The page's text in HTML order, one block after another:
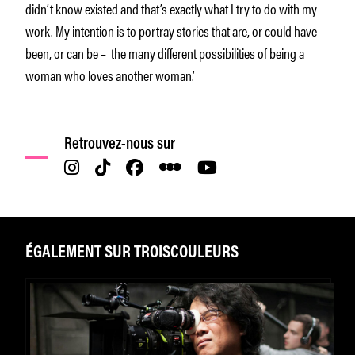
didn’t know existed and that’s exactly what I try to do with my
work. My intention is to portray stories that are, or could have
been, or can be – the many different possibilities of being a
woman who loves another woman.’
Retrouvez-nous sur
ÉGALEMENT SUR TROISCOULEURS